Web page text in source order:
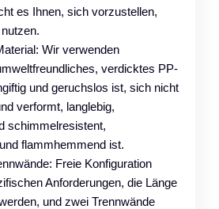
es Ihnen, sich vorzustellen,
Wir verwenden
verdicktes PP-
und geruchslos ist, sich nicht
verformt, langlebig,
schimmelresistent,
flammhemmend ist.
Freie Konfiguration
Anforderungen, die Länge
und zwei Trennwände